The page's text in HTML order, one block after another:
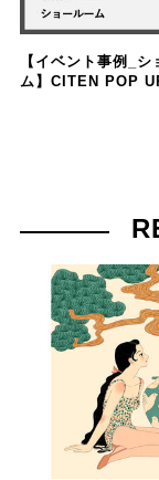
【イベント事例_シ
ム】CITEN POP